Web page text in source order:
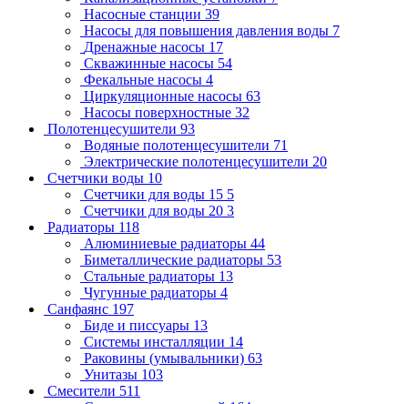
Насосные станции 39
Насосы для повышения давления воды 7
Дренажные насосы 17
Скважинные насосы 54
Фекальные насосы 4
Циркуляционные насосы 63
Насосы поверхностные 32
Полотенцесушители 93
Водяные полотенцесушители 71
Электрические полотенцесушители 20
Счетчики воды 10
Счетчики для воды 15 5
Счетчики для воды 20 3
Радиаторы 118
Алюминиевые радиаторы 44
Биметаллические радиаторы 53
Стальные радиаторы 13
Чугунные радиаторы 4
Санфаянс 197
Биде и писсуары 13
Системы инсталляции 14
Раковины (умывальники) 63
Унитазы 103
Смесители 511